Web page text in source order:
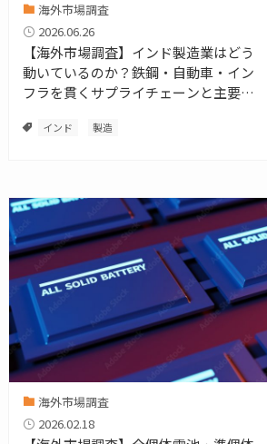
【海外市場調査】インド製造業はどう
動いているのか？鉄鋼・自動車・イン
フラを貫くサプライチェーンと主要プ
インド 製造
2026.06.26
海外市場調査
2026.02.18
海外市場調査